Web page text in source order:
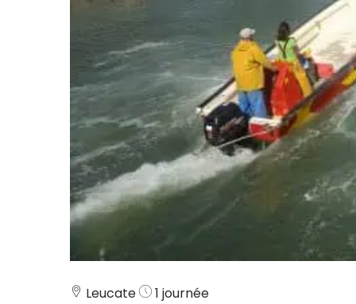
Leucate
1 journée